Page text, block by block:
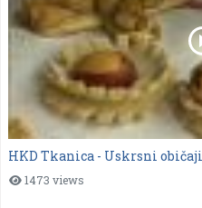
HKD Tkanica - Uskrsni običaji
1473 views